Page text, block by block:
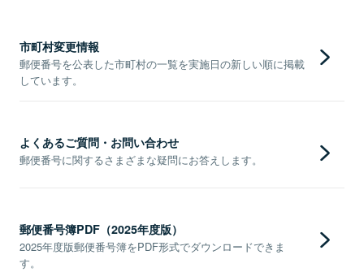
市町村変更情報
郵便番号を公表した市町村の一覧を実施日の新しい順に掲載
しています。
よくあるご質問・お問い合わせ
郵便番号に関するさまざまな疑問にお答えします。
郵便番号簿PDF（2025年度版）
2025年度版郵便番号簿をPDF形式でダウンロードできま
す。